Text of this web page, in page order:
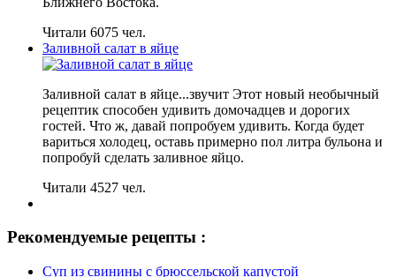
Читали 6075 чел.
Заливной салат в яйце
Заливной салат в яйце...звучит Этот новый необычный
рецептик способен удивить домочадцев и дорогих
гостей. Что ж, давай попробуем удивить. Когда будет
вариться холодец, оставь примерно пол литра бульона и
попробуй сделать заливное яйцо.
Читали 4527 чел.
Рекомендуемые рецепты :
Суп из свинины с брюссельской капустой